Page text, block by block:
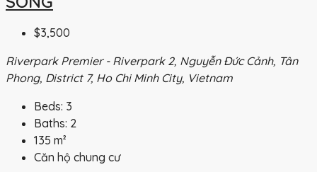
$3,500
Riverpark Premier - Riverpark 2, Nguyễn Đức Cảnh, Tân
Phong, District 7, Ho Chi Minh City, Vietnam
Beds: 3
Baths: 2
135 m²
Căn hộ chung cư